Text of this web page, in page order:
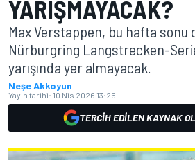
YARIŞMAYACAK?
Max Verstappen, bu hafta sonu
Nürburgring Langstrecken-
yarışında yer almayacak.
Neşe Akkoyun
Yayın tarihi: 10 Nis 2026 13:25
TERCIH EDILEN KAYNAK